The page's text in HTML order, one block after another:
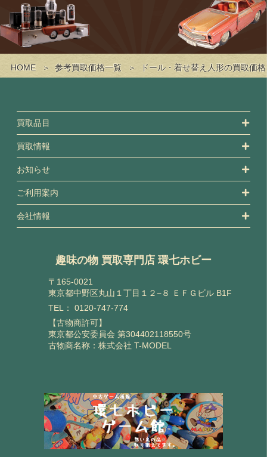
HOME 参考買取価格一覧 ドール・着せ替え人形の買取価格
買取品目
買取情報
お知らせ
ご利用案内
会社情報
趣味の物 買取専門店 環七ホビー
〒165-0021
東京都中野区丸山１丁目１２−８ ＥＦＧビル B1F
TEL： 0120-747-774
【古物商許可】
東京都公安委員会 第304402118550号
古物商名称：株式会社 T-MODEL